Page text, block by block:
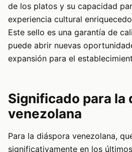
de los platos y su capacidad
experiencia cultural
Este sello es una garantía de
puede abrir nuevas
expansión para el
Significado para la
venezolana
Para la diáspora venezolana,
significativamente en los